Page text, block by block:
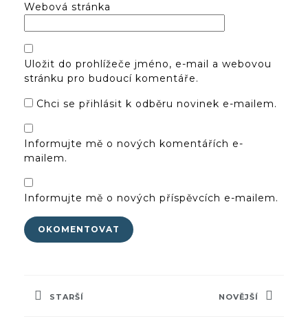
Webová stránka
Uložit do prohlížeče jméno, e-mail a webovou
stránku pro budoucí komentáře.
Chci se přihlásit k odběru novinek e-mailem.
Informujte mě o nových komentářích e-
mailem.
Informujte mě o nových příspěvcích e-mailem.
příspěvek
STARŠÍ NOVĚJŠÍ